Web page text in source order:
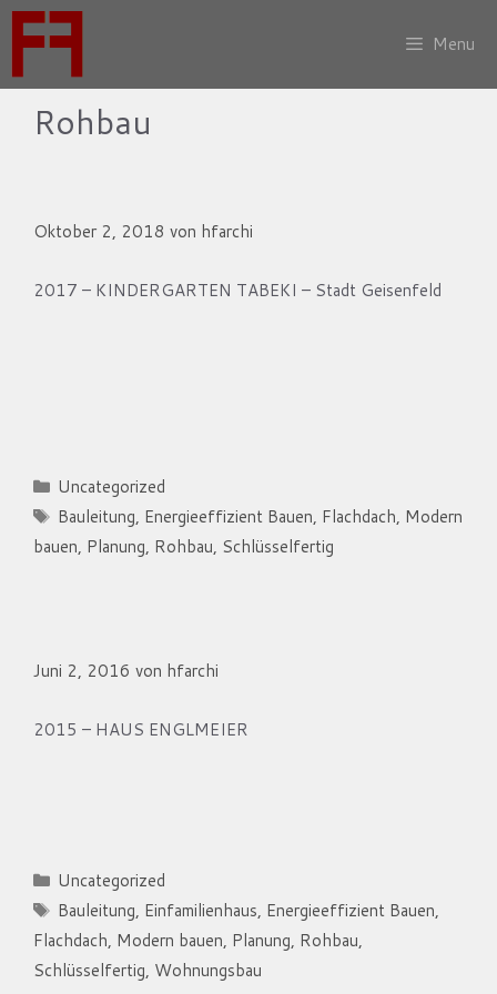
Zum
Inhalt
springen
Menu
Rohbau
Oktober 2, 2018 von hfarchi
2017 – KINDERGARTEN TABEKI – Stadt Geisenfeld
Kategorien
Uncategorized
Schlagwörter
Bauleitung, Energieeffizient Bauen, Flachdach, Modern
bauen, Planung, Rohbau, Schlüsselfertig
Juni 2, 2016 von hfarchi
2015 – HAUS ENGLMEIER
Kategorien
Uncategorized
Schlagwörter
Bauleitung, Einfamilienhaus, Energieeffizient Bauen,
Flachdach, Modern bauen, Planung, Rohbau,
Schlüsselfertig, Wohnungsbau